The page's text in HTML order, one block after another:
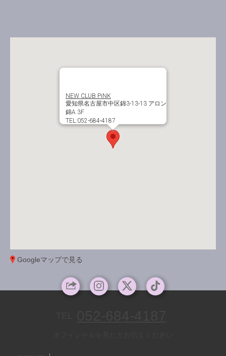
NEW CLUB PiNK
愛知県名古屋市中区錦3-13-13 アロン
錦A 3F
TEL:052-684-4187
Googleマップで見る